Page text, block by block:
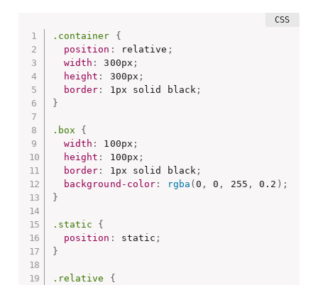
.container
{
position : relative ;
width : 300px ;
height : 300px ;
border : 1px solid black ;
}
.box
{
width : 100px ;
height : 100px ;
border : 1px solid black ;
background-color : rgba (0 , 0 , 255 , 0.2 ) ;
}
.static
{
position : static ;
}
.relative
{